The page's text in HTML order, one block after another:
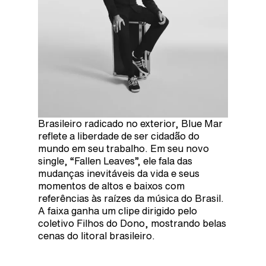
Brasileiro radicado no exterior, Blue Mar
reflete a liberdade de ser cidadão do
mundo em seu trabalho. Em seu novo
single, “Fallen Leaves”, ele fala das
mudanças inevitáveis da vida e seus
momentos de altos e baixos com
referências às raízes da música do Brasil.
A faixa ganha um clipe dirigido pelo
coletivo Filhos do Dono, mostrando belas
cenas do litoral brasileiro.